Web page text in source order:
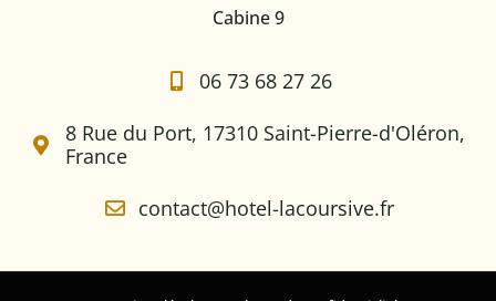
Cabine 9
06 73 68 27 26
8 Rue du Port, 17310 Saint-Pierre-d'Oléron,
France
contact@hotel-lacoursive.fr